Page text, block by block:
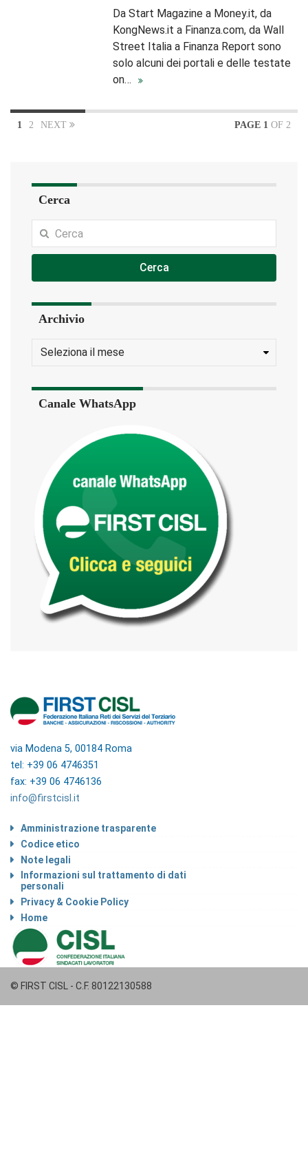
Da Start Magazine a Money.it, da
KongNews.it a Finanza.com, da Wall
Street Italia a Finanza Report sono
solo alcuni dei portali e delle testate
on…
1 2 NEXT PAGE 1 OF 2
Cerca
Cerca
Archivio
Canale WhatsApp
via Modena 5, 00184 Roma
tel: +39 06 4746351
fax: +39 06 4746136
info@firstcisl.it
Amministrazione trasparente
Codice etico
Note legali
Informazioni sul trattamento di dati
personali
Privacy & Cookie Policy
Home
© FIRST CISL - C.F. 80122130588